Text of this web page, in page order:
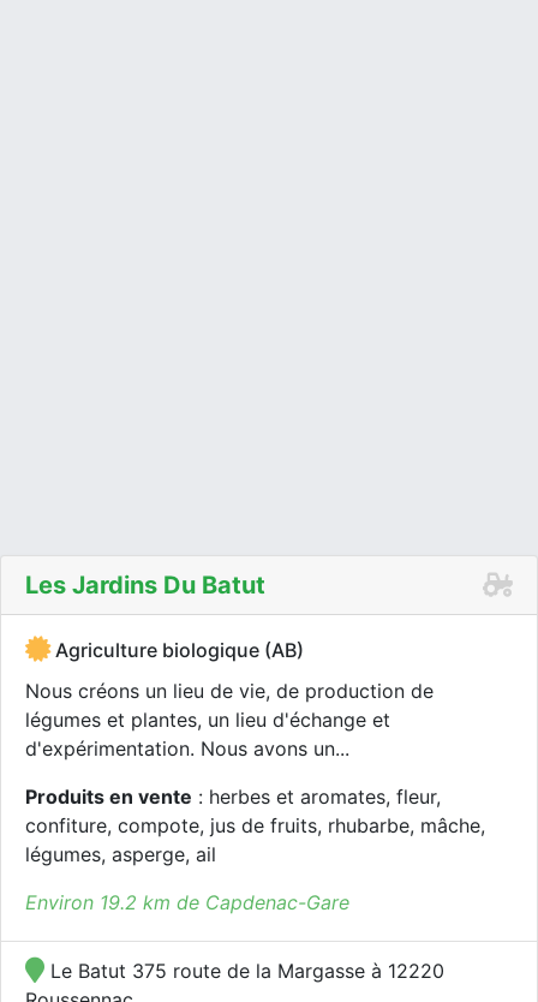
Les Jardins Du Batut
Agriculture biologique (AB)
Nous créons un lieu de vie, de production de
légumes et plantes, un lieu d'échange et
d'expérimentation. Nous avons un...
Produits en vente : herbes et aromates, fleur,
confiture, compote, jus de fruits, rhubarbe, mâche,
légumes, asperge, ail
Environ 19.2 km de Capdenac-Gare
Le Batut 375 route de la Margasse à 12220